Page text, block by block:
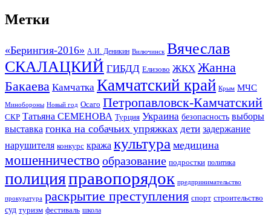
Метки
«Берингия-2016» А.И. Деникин Вилючинск Вячеслав
СКАЛАЦКИЙ ГИБДД Елизово ЖКХ Жанна
Бакаева Камчатка Камчатский край Крым МЧС
Минобороны Новый год Осаго Петропавловск-Камчатский
СКР Татьяна СЕМЕНОВА Турция Украина безопасность выборы
выставка гонка на собачьих упряжках дети задержание
нарушителя конкурс кража культура медицина
мошенничество образование подростки политика
полицияправопорядок предпринимательство
прокуратура раскрытие преступления спорт строительство
суд туризм фестиваль школа